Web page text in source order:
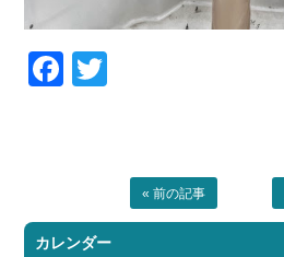
Facebook
« 前の記事
カレンダー